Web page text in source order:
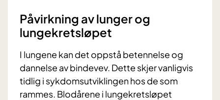
Påvirkning av lunger og
lungekretsløpet
I lungene kan det oppstå betennelse og
dannelse av bindevev. Dette skjer vanligvis
tidlig i sykdomsutviklingen hos de som
rammes. Blodårene i lungekretsløpet